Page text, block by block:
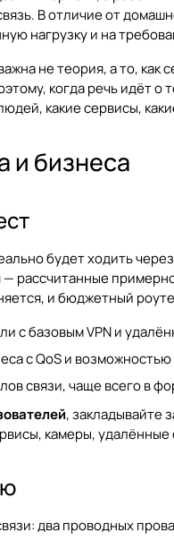
В отличие от
нагрузку и на
не теория, а то, как
когда речь идёт о
какие сервисы,
и бизнеса
будет ходить
рассчитанные
и бюджетный
с базовым VPN и
с QoS и
связи, чаще всего в
, закладывайте
камеры, удалённые
два проводных